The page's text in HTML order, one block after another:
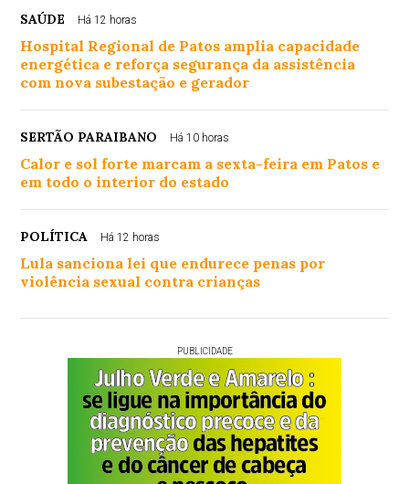
SAÚDE Há 12 horas
Hospital Regional de Patos amplia capacidade
energética e reforça segurança da assistência
com nova subestação e gerador
SERTÃO PARAIBANO Há 10 horas
Calor e sol forte marcam a sexta-feira em Patos e
em todo o interior do estado
POLÍTICA Há 12 horas
Lula sanciona lei que endurece penas por
violência sexual contra crianças
PUBLICIDADE